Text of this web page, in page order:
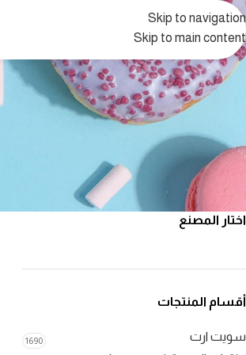
Skip to navigation
Skip to main content
اختار المصنع
أقسام المنتجات
سويت ارت 1690